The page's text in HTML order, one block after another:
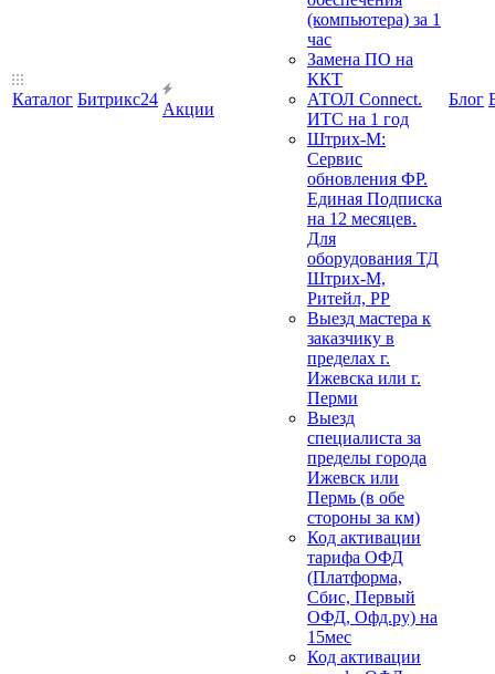
Каталог Битрикс24
Акции
(компьютера) за 1
час
Замена ПО на
ККТ
АТОЛ Connect.
ИТС на 1 год
Штрих-М:
Сервис
обновления ФР.
Единая Подписка
на 12 месяцев.
Для
оборудования ТД
Штрих-М,
Ритейл, РР
Выезд мастера к
заказчику в
пределах г.
Ижевска или г.
Перми
Выезд
специалиста за
пределы города
Ижевск или
Пермь (в обе
стороны за км)
Код активации
тарифа ОФД
(Платформа,
Сбис, Первый
ОФД, Офд.ру) на
15мес
Код активации
Блог